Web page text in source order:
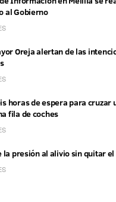
al Gobierno
Oreja alertan de las
horas de espera para cruzar
fila de coches
la presión al alivio sin quitar